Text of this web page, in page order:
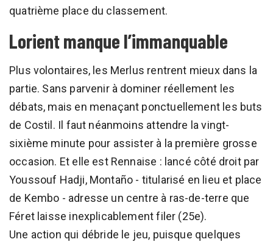
quatrième place du classement.
Lorient manque l’immanquable
Plus volontaires, les Merlus rentrent mieux dans la
partie. Sans parvenir à dominer réellement les
débats, mais en menaçant ponctuellement les buts
de Costil. Il faut néanmoins attendre la vingt-
sixième minute pour assister à la première grosse
occasion. Et elle est Rennaise : lancé côté droit par
Youssouf Hadji, Montaño - titularisé en lieu et place
de Kembo - adresse un centre à ras-de-terre que
Féret laisse inexplicablement filer (25e).
Une action qui débride le jeu, puisque quelques